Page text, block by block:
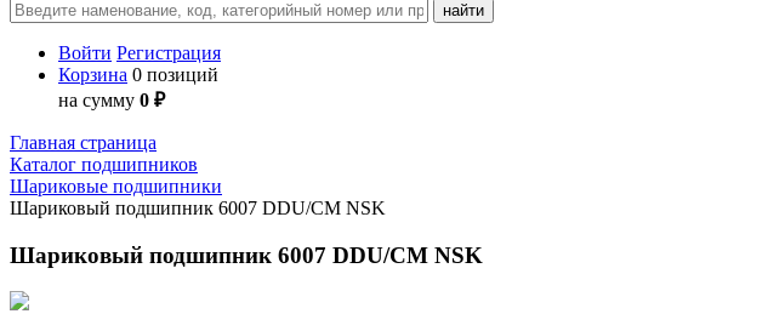
Войти Регистрация
Корзина 0 позиций
на сумму 0 ₽
Главная страница
Каталог подшипников
Шариковые подшипники
Шариковый подшипник 6007 DDU/CM NSK
Шариковый подшипник 6007 DDU/CM NSK